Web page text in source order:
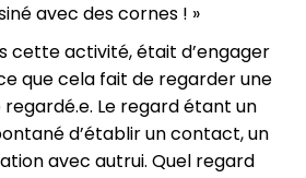
avec des cornes ! »
cette activité, était d’engager
que cela fait de regarder une
Le regard étant un
d’établir un contact, un
avec autrui. Quel regard